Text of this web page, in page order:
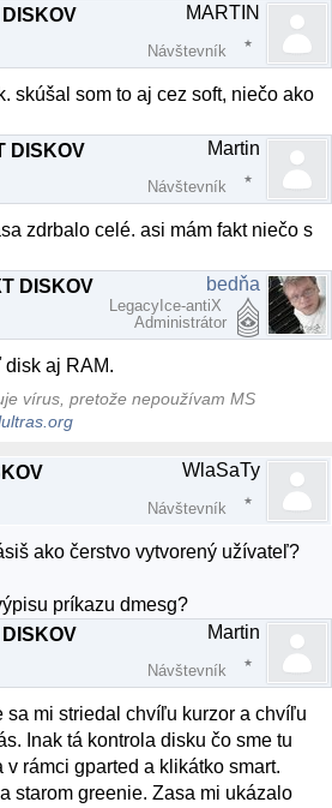
MARTIN
Návštevník
skúšal som to aj cez soft, niečo ako
DISKOV
Martin
Návštevník
zdrbalo celé. asi mám fakt niečo s
DISKOV
bedňa
LegacyIce-antiX
Administrátor
disk aj RAM.
vírus, pretože nepoužívam MS
WlaSaTy
Návštevník
ako čerstvo vytvorený užívateľ?
príkazu dmesg?
Martin
Návštevník
sa mi striedal chvíľu kurzor a chvíľu
Inak tá kontrola disku čo sme tu
rámci gparted a klikátko smart.
starom greenie. Zasa mi ukázalo